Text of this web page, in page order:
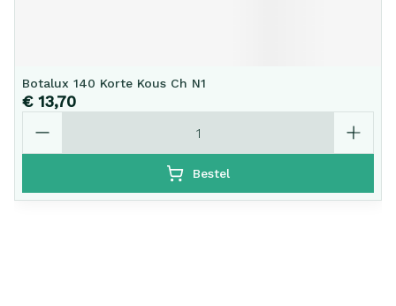
Botalux 140 Korte Kous Ch N1
€ 13,70
Bestel